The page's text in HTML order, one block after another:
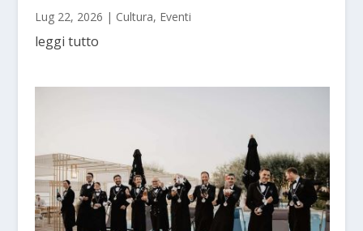
Lug 22, 2026 | Cultura, Eventi
leggi tutto